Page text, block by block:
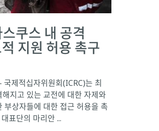
쿠스 내 공격
지원 허용 촉구
국제적십자위원회(ICRC)는 최
지고 있는 교전에 대한 자제와
부상자들에 대한 접근 허용을 촉
표단의 마리안 ...